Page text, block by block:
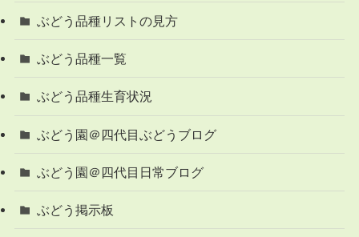
ぶどう品種リストの見方
ぶどう品種一覧
ぶどう品種生育状況
ぶどう園＠四代目ぶどうブログ
ぶどう園＠四代目日常ブログ
ぶどう掲示板